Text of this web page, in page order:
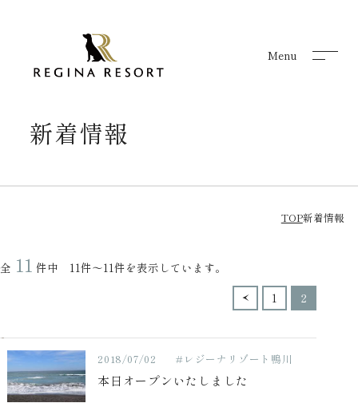
Menu
Menu
新着情報
TOP新着情報
全 11 件中 11件～11件を表示しています。
1
2
2018/07/02 #レジーナリゾート鴨川
本日オープンいたしました